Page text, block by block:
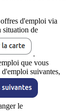
d'emploi via
situation de
.
que vous
suivantes,
le